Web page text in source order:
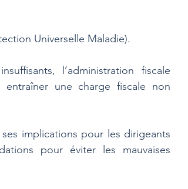
Universelle Maladie).
l’administration fiscale
une charge fiscale non
implications pour les dirigeants
pour éviter les mauvaises